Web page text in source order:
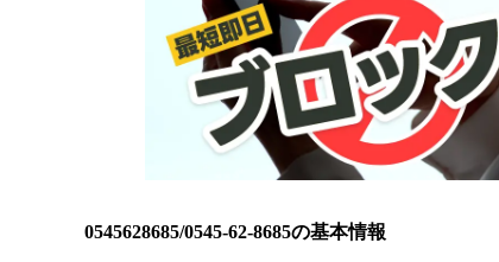
0545628685/0545-62-8685の基本情報